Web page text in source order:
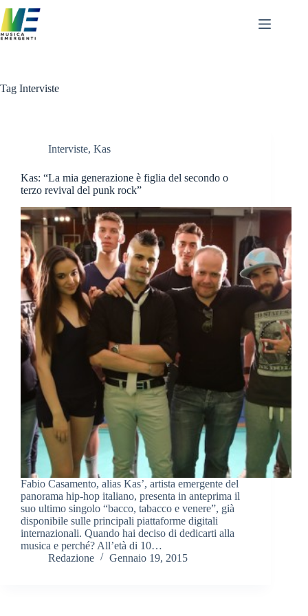
al
contenuto
Tag Interviste
Interviste, Kas
Kas: “La mia generazione è figlia del secondo o
terzo revival del punk rock”
Fabio Casamento, alias Kas’, artista emergente del
panorama hip-hop italiano, presenta in anteprima il
suo ultimo singolo “bacco, tabacco e venere”, già
disponibile sulle principali piattaforme digitali
internazionali. Quando hai deciso di dedicarti alla
musica e perché? All’età di 10…
Redazione
Gennaio 19, 2015